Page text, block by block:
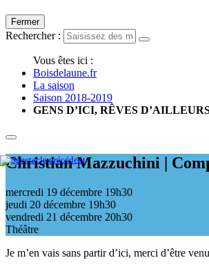
Fermer
Rechercher :
Vous êtes ici :
Boisdelaune.fr
La saison
Saison 2018-2019
GENS D’ICI, RÊVES
Christian Mazzuchini |
mercredi 19 décembre 19h30
jeudi 20 décembre 19h30
vendredi 21 décembre 20h30
Théâtre
Je m’en vais sans partir d’ici, merci d’être